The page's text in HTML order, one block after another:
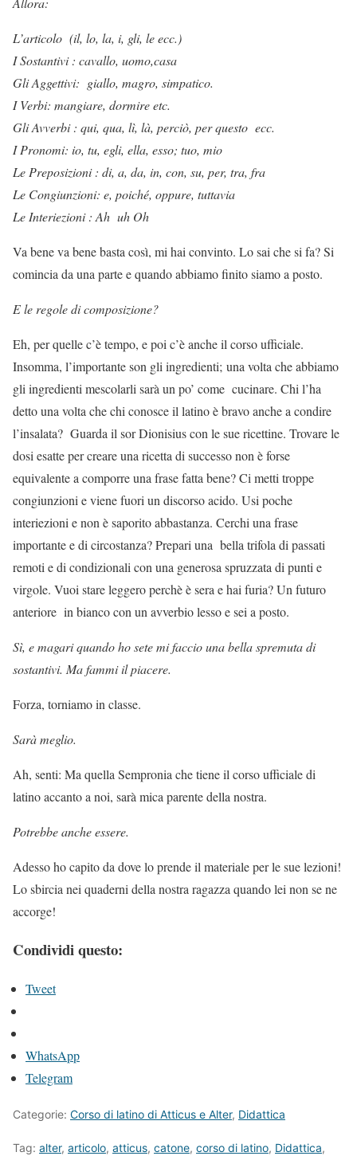
L’articolo (il, lo, la, i, gli, le ecc.)
I Sostantivi : cavallo, uomo,casa
Gli Aggettivi: giallo, magro, simpatico.
I Verbi: mangiare, dormire etc.
Gli Avverbi : qui, qua, lì, là, perciò, per questo ecc.
I Pronomi: io, tu, egli, ella, esso; tuo, mio
Le Preposizioni : di, a, da, in, con, su, per, tra, fra
Le Congiunzioni: e, poiché, oppure, tuttavia
Le Interiezioni : Ah uh Oh
Va bene va bene basta così, mi hai convinto. Lo sai che si fa? Si
comincia da una parte e quando abbiamo finito siamo a posto.
E le regole di composizione?
Eh, per quelle c’è tempo, e poi c’è anche il corso ufficiale.
Insomma, l’importante son gli ingredienti; una volta che abbiamo
gli ingredienti mescolarli sarà un po’ come cucinare. Chi l’ha
detto una volta che chi conosce il latino è bravo anche a condire
l’insalata? Guarda il sor Dionisius con le sue ricettine. Trovare le
dosi esatte per creare una ricetta di successo non è forse
equivalente a comporre una frase fatta bene? Ci metti troppe
congiunzioni e viene fuori un discorso acido. Usi poche
interiezioni e non è saporito abbastanza. Cerchi una frase
importante e di circostanza? Prepari una bella trifola di passati
remoti e di condizionali con una generosa spruzzata di punti e
virgole. Vuoi stare leggero perchè è sera e hai furia? Un futuro
anteriore in bianco con un avverbio lesso e sei a posto.
Sì, e magari quando ho sete mi faccio una bella spremuta di
sostantivi. Ma fammi il piacere.
Forza, torniamo in classe.
Sarà meglio.
Ah, senti: Ma quella Sempronia che tiene il corso ufficiale di
latino accanto a noi, sarà mica parente della nostra.
Potrebbe anche essere.
Adesso ho capito da dove lo prende il materiale per le sue lezioni!
Lo sbircia nei quaderni della nostra ragazza quando lei non se ne
accorge!
Condividi questo:
Tweet
WhatsApp
Telegram
Categorie: Corso di latino di Atticus e Alter, Didattica
Tag: alter, articolo, atticus, catone, corso di latino, Didattica,